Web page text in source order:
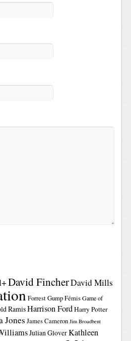
David FincherDavid Mills
Forrest GumpFémis Game of
RamisHarrison FordHarry Potter
Jones James Cameron Jim Broadbent
Julian GloverKathleen